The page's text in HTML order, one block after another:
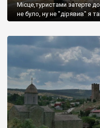
Місце,туристами затерте
не було, ну не "дірявив" я